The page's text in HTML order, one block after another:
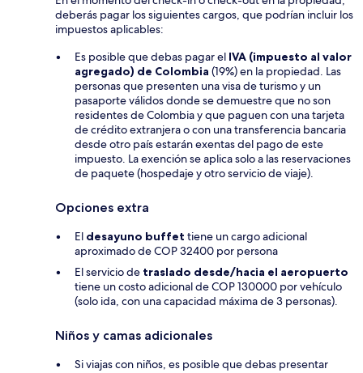
deberás pagar los siguientes cargos, que podrían incluir los
impuestos aplicables:
Es posible que debas pagar el IVA (impuesto al valor
agregado) de Colombia (19%) en la propiedad. Las
personas que presenten una visa de turismo y un
pasaporte válidos donde se demuestre que no son
residentes de Colombia y que paguen con una tarjeta
de crédito extranjera o con una transferencia bancaria
desde otro país estarán exentas del pago de este
impuesto. La exención se aplica solo a las reservaciones
de paquete (hospedaje y otro servicio de viaje).
Opciones extra
El desayuno buffet tiene un cargo adicional
aproximado de COP 32400 por persona
El servicio de traslado desde/hacia el aeropuerto
tiene un costo adicional de COP 130000 por vehículo
(solo ida, con una capacidad máxima de 3 personas).
Niños y camas adicionales
Si viajas con niños, es posible que debas presentar